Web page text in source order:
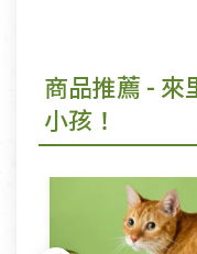
商品推薦 - 來
小孩！